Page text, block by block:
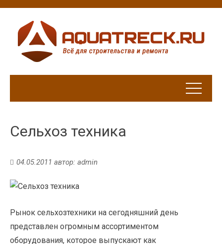
Сельхоз техника
04.05.2011 автор: admin
Рынок сельхозтехники на сегодняшний день
представлен огромным ассортиментом
оборудования, которое выпускают как